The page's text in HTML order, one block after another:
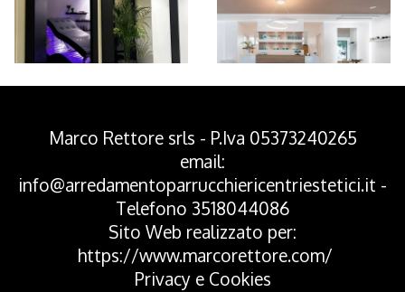
Marco Rettore srls - P.Iva 05373240265
email:
info@arredamentoparrucchiericentriestetici.it -
Telefono 3518044086
Sito Web realizzato per:
https://www.marcorettore.com/
Privacy e Cookies